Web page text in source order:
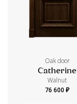
Oak door
Catherine
Walnut
76 600 ₽